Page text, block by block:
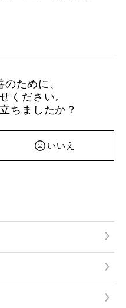
ために、
ください。
ちましたか？
いいえ